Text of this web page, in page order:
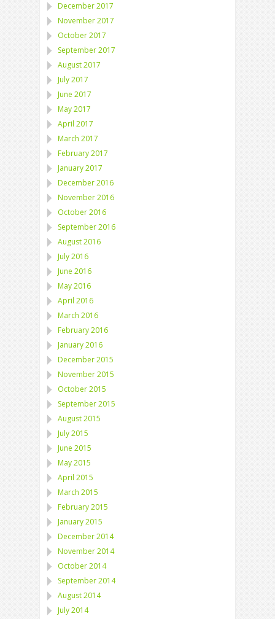
December 2017
November 2017
October 2017
September 2017
August 2017
July 2017
June 2017
May 2017
April 2017
March 2017
February 2017
January 2017
December 2016
November 2016
October 2016
September 2016
August 2016
July 2016
June 2016
May 2016
April 2016
March 2016
February 2016
January 2016
December 2015
November 2015
October 2015
September 2015
August 2015
July 2015
June 2015
May 2015
April 2015
March 2015
February 2015
January 2015
December 2014
November 2014
October 2014
September 2014
August 2014
July 2014